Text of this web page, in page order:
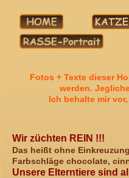
Fotos + Texte dieser
werden.
Ich behalte mir
Wir züchten REIN !!!
Das heißt ohne
Farbschläge chocolate,
Unsere Elterntiere sind